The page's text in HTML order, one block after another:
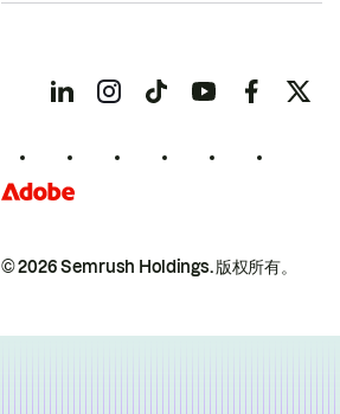
© 2026 Semrush Holdings.版权所有。